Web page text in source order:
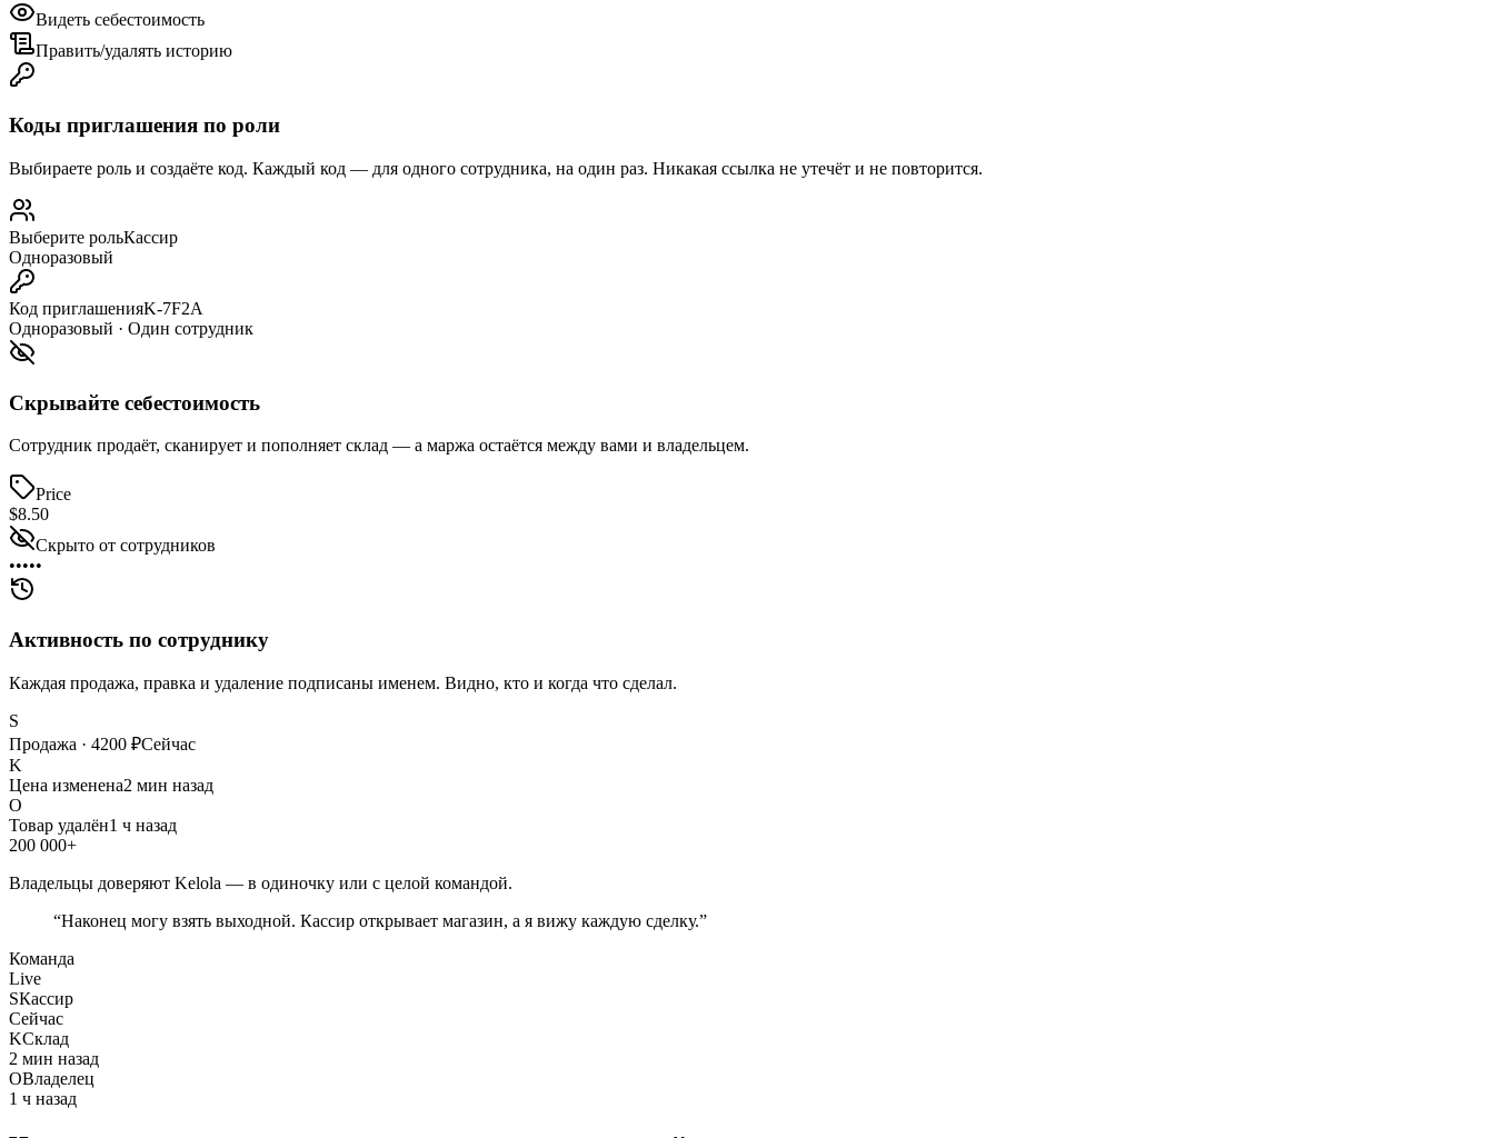
Видеть себестоимость
Править/удалять историю
Коды приглашения по роли
Выбираете роль и создаёте код. Каждый код — для одного сотрудника, на один раз. Никакая ссылка не утечёт и не повторится.
Выберите рольКассир
Одноразовый
Код приглашенияK-7F2A
Одноразовый · Один сотрудник
Скрывайте себестоимость
Сотрудник продаёт, сканирует и пополняет склад — а маржа остаётся между вами и владельцем.
Price
$8.50
Скрыто от сотрудников
•••••
Активность по сотруднику
Каждая продажа, правка и удаление подписаны именем. Видно, кто и когда что сделал.
S
Продажа · 4200 ₽Сейчас
K
Цена изменена2 мин назад
O
Товар удалён1 ч назад
200 000+
Владельцы доверяют Kelola — в одиночку или с целой командой.
“Наконец могу взять выходной. Кассир открывает магазин, а я вижу каждую сделку.”
Команда
Live
SКассир
Сейчас
KСклад
2 мин назад
OВладелец
1 ч назад